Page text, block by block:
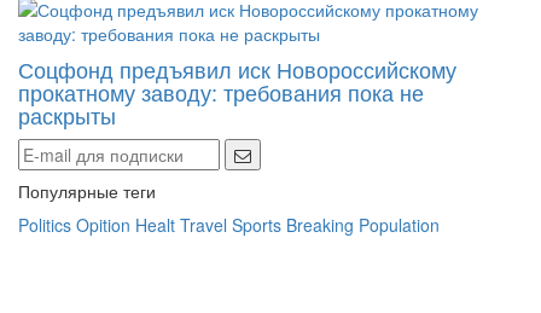
Соцфонд предъявил иск Новороссийскому
прокатному заводу: требования пока не
раскрыты
Популярные теги
Politics Opition Healt Travel Sports Breaking Population